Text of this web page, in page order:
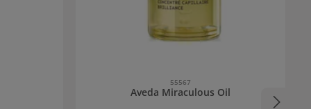
55567
Aveda Miraculous Oil